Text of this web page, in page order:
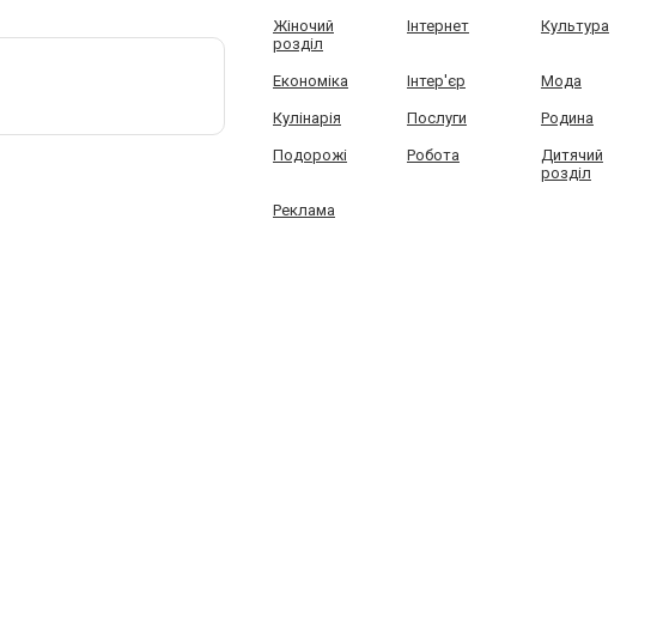
Жіночий
розділ
Інтернет Культура
Економіка Інтер'єр Мода
Кулінарія Послуги Родина
Подорожі Робота
Дитячий
розділ
Реклама